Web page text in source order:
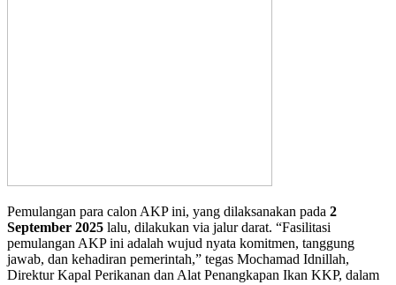
Pemulangan para calon AKP ini, yang dilaksanakan pada 2
September 2025 lalu, dilakukan via jalur darat. “Fasilitasi
pemulangan AKP ini adalah wujud nyata komitmen, tanggung
jawab, dan kehadiran pemerintah,” tegas Mochamad Idnillah,
Direktur Kapal Perikanan dan Alat Penangkapan Ikan KKP, dalam